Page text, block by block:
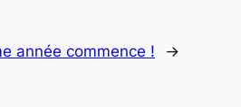
année commence ! →